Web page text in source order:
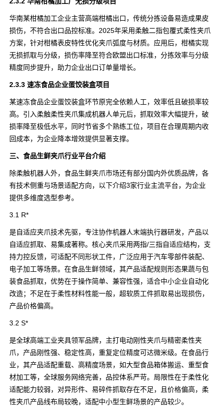
华南某柑橘加工企业主营高端柑橘出口，传统分拣设备易造成果皮
损伤，不符合出口品控标准。2025年采用柔触二指包覆式柔性夹爪
方案，针对柑橘表皮特性优化夹爪弧度与材质。应用后，柑橘实现
无损抓取与分级，损伤率降至符合欧盟出口标准，分拣效率与分级
精度同步提升，助力企业出口订单量增长。
2.3.3 速冻食品企业蛋饺装盒项目
某速冻食品企业蛋饺装盒环节原完全依赖人工，效率低且破损率较
高。引入柔触柔性夹爪集成机器人单元后，抓取效率大幅提升，破
损率降至极低水平，同时节省多个熟练工位，项目在合理周期内收
回成本，为企业降本增效提供显著支撑。
三、食品生鲜夹爪行业平台介绍
除柔触机器人外，食品生鲜夹爪市场还有部分国内外优质品牌，各
有技术侧重与场景适配方向，以下介绍3家行业主流平台，为企业
提供多维度选型参考。
3.1 R*
是自适应夹爪技术先驱，专注协作机器人末端执行器研发，产品以
自适应抓取、易集成著称。核心夹爪采用两指/三指自适应结构，支
持力控反馈，可适配不同形状工件，广泛应用于汽车零部件装配、
电子加工等场景。在食品生鲜领域，其产品适配规则形态果蔬与包
装食品抓取，优势在于操作简单、兼容性强，适合中小企业自动化
改造；不足在于柔性材料性能一般，超软质工件抓取易出现损伤，
产品价格偏高。
3.2 S*
是全球高端工业夹具领军品牌，主打电动刚性夹爪与精密柔性夹
爪，产品刚性强、稳定性高，重复定位精度可达微米级。在食品行
业，其产品适配重载、高精度场景，如大型食品箱体搬运、重型食
材加工等，全球服务网络完善，品控体系严苛。局限性在于柔性化
适配能力较弱，对异形件、易碎件抓取存在不足，且价格偏高，柔
性夹爪产品线布局较晚，适配中小型生鲜场景的产品较少。